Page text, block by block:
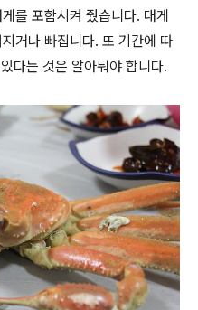
를 포함시켜 줬습니다. 대게
거나 빠집니다. 또 기간에 따
다는 것은 알아둬야 합니다.